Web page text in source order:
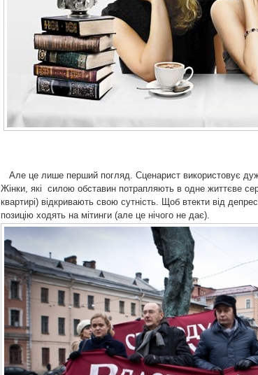
Але це лише перший погляд. Сценарист використовує
Жінки, які силою обставин потрапляють в одне життєве
квартирі) відкривають свою сутність. Щоб втекти від
позицію ходять на мітинги (але це нічого не дає).